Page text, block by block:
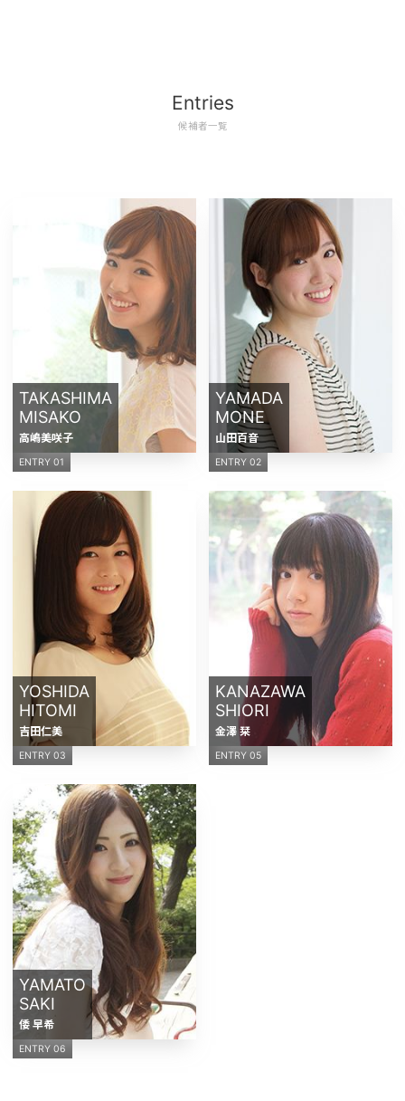
Entries
候補者一覧
TAKASHIMA
MISAKO
高嶋美咲子
ENTRY 01
YAMADA
MONE
山田百音
ENTRY 02
YOSHIDA
HITOMI
吉田仁美
ENTRY 03
KANAZAWA
SHIORI
金澤 栞
ENTRY 05
YAMATO
SAKI
倭 早希
ENTRY 06